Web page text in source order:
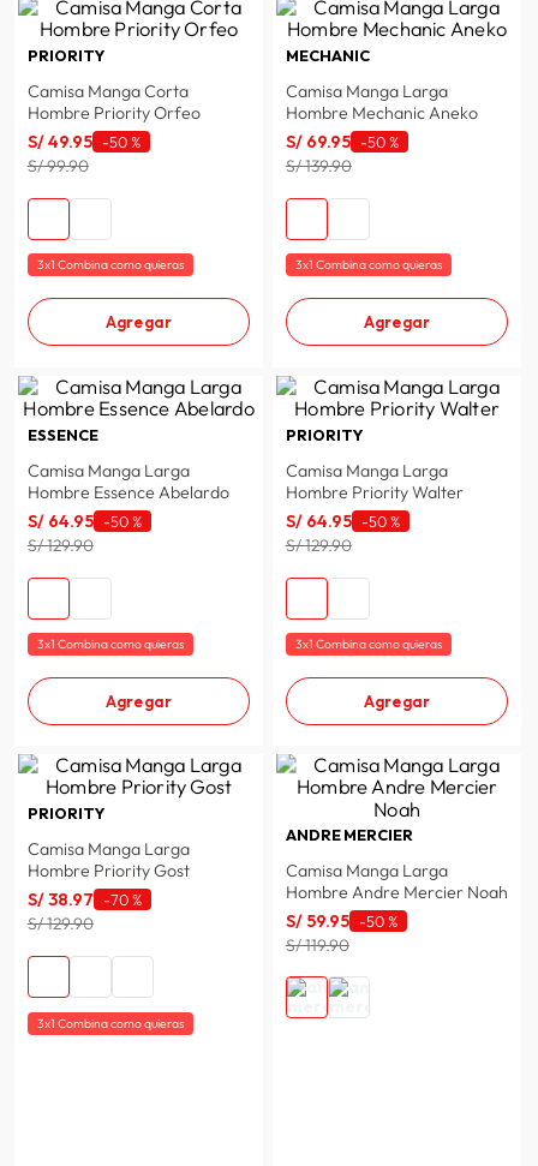
PRIORITY
Camisa Manga Corta
Hombre Priority Orfeo
S/49.95 -50 %
S/ 99.90
3x1 Combina como quieras
Agregar
MECHANIC
Camisa Manga Larga
Hombre Mechanic Aneko
S/ 69.95 -50 %
S/ 139.90
3x1 Combina como quieras
Agregar
ESSENCE
Camisa Manga Larga
Hombre Essence Abelardo
S/ 64.95 -50 %
S/ 129.90
3x1 Combina como quieras
Agregar
PRIORITY
Camisa Manga Larga
Hombre Priority Walter
S/ 64.95 -50 %
S/ 129.90
3x1 Combina como quieras
Agregar
PRIORITY
Camisa Manga Larga
Hombre Priority Gost
S/38.97 -70 %
S/ 129.90
3x1 Combina como quieras
ANDRE MERCIER
Camisa Manga Larga
Hombre Andre Mercier Noah
S/ 59.95 -50 %
S/ 119.90